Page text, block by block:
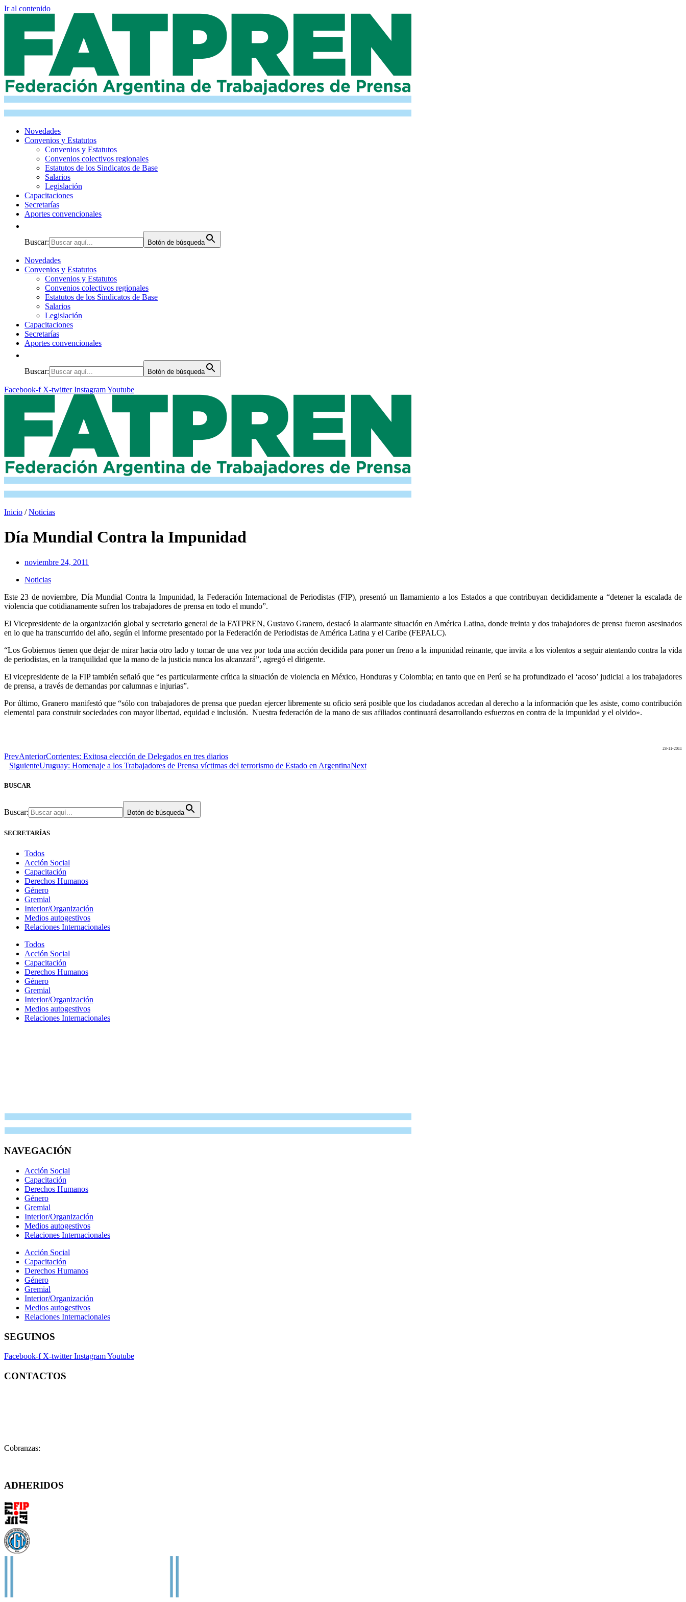
Ir al contenido
Novedades
Convenios y Estatutos
Convenios y Estatutos
Convenios colectivos regionales
Estatutos de los Sindicatos de Base
Salarios
Legislación
Capacitaciones
Secretarías
Aportes convencionales
Buscar: Botón de búsqueda
Novedades
Convenios y Estatutos
Convenios y Estatutos
Convenios colectivos regionales
Estatutos de los Sindicatos de Base
Salarios
Legislación
Capacitaciones
Secretarías
Aportes convencionales
Buscar: Botón de búsqueda
Facebook-f X-twitter InstagramYoutube
Inicio /Noticias
Día Mundial Contra la Impunidad
noviembre 24, 2011
Noticias
Este 23 de noviembre, Día Mundial Contra la Impunidad, la Federación Internacional de Periodistas (FIP), presentó un llamamiento a los Estados a que contribuyan decididamente a “detener la escalada de
violencia que cotidianamente sufren los trabajadores de prensa en todo el mundo”.
El Vicepresidente de la organización global y secretario general de la FATPREN, Gustavo Granero, destacó la alarmante situación en América Latina, donde treinta y dos trabajadores de prensa fueron asesinados
en lo que ha transcurrido del año, según el informe presentado por la Federación de Periodistas de América Latina y el Caribe (FEPALC).
“Los Gobiernos tienen que dejar de mirar hacia otro lado y tomar de una vez por toda una acción decidida para poner un freno a la impunidad reinante, que invita a los violentos a seguir atentando contra la vida
de periodistas, en la tranquilidad que la mano de la justicia nunca los alcanzará”, agregó el dirigente.
El vicepresidente de la FIP también señaló que “es particularmente crítica la situación de violencia en México, Honduras y Colombia; en tanto que en Perú se ha profundizado el ‘acoso’ judicial a los trabajadores
de prensa, a través de demandas por calumnas e injurias”.
Por último, Granero manifestó que “sólo con trabajadores de prensa que puedan ejercer libremente su oficio será posible que los ciudadanos accedan al derecho a la información que les asiste, como contribución
elemental para construir sociedades con mayor libertad, equidad e inclusión. Nuestra federación de la mano de sus afiliados continuará desarrollando esfuerzos en contra de la impunidad y el olvido».
23-11-2011
PrevAnteriorCorrientes: Exitosa elección de Delegados en tres diarios
SiguienteUruguay: Homenaje a los Trabajadores de Prensa víctimas del terrorismo de Estado en ArgentinaNext
BUSCAR
Buscar: Botón de búsqueda
SECRETARÍAS
Todos
Acción Social
Capacitación
Derechos Humanos
Género
Gremial
Interior/Organización
Medios autogestivos
Relaciones Internacionales
Todos
Acción Social
Capacitación
Derechos Humanos
Género
Gremial
Interior/Organización
Medios autogestivos
Relaciones Internacionales
NAVEGACIÓN
Acción Social
Capacitación
Derechos Humanos
Género
Gremial
Interior/Organización
Medios autogestivos
Relaciones Internacionales
Acción Social
Capacitación
Derechos Humanos
Género
Gremial
Interior/Organización
Medios autogestivos
Relaciones Internacionales
SEGUINOS
Facebook-f X-twitter InstagramYoutube
CONTACTOS
Cobranzas:
ADHERIDOS